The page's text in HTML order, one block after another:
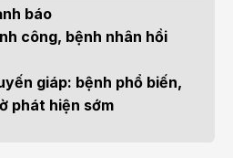
báo
công, bệnh nhân hồi
giáp: bệnh phổ biến,
phát hiện sớm